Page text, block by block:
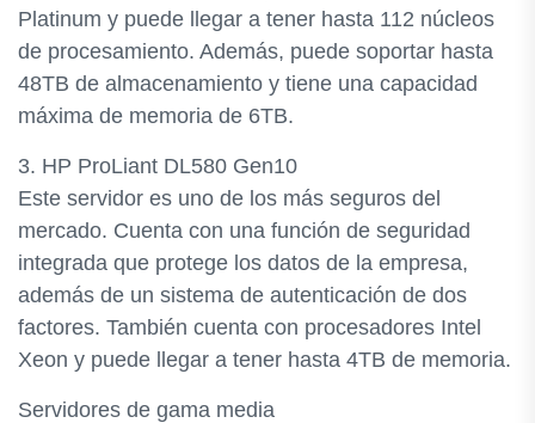
Platinum y puede llegar a tener hasta 112 núcleos
de procesamiento. Además, puede soportar hasta
48TB de almacenamiento y tiene una capacidad
máxima de memoria de 6TB.
3. HP ProLiant DL580 Gen10
Este servidor es uno de los más seguros del
mercado. Cuenta con una función de seguridad
integrada que protege los datos de la empresa,
además de un sistema de autenticación de dos
factores. También cuenta con procesadores Intel
Xeon y puede llegar a tener hasta 4TB de memoria.
Servidores de gama media